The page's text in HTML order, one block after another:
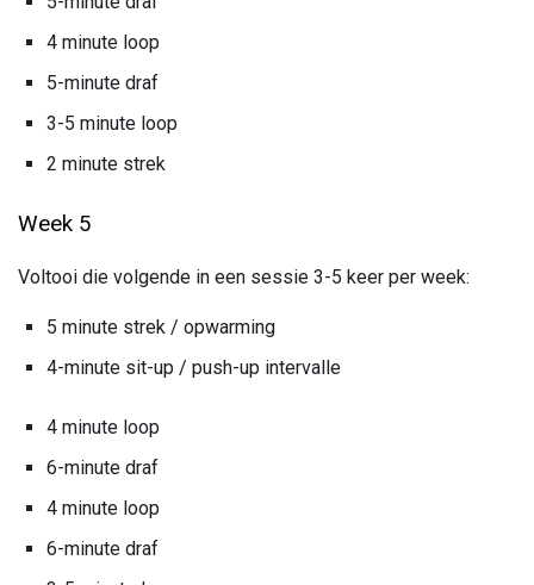
4 minute loop
5-minute draf
3-5 minute loop
2 minute strek
Week 5
Voltooi die volgende in een sessie 3-5 keer per week:
5 minute strek / opwarming
4-minute sit-up / push-up intervalle
4 minute loop
6-minute draf
4 minute loop
6-minute draf